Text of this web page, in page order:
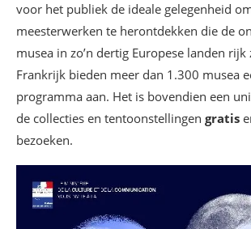
voor het publiek de ideale gelegenheid
meesterwerken te herontdekken die de
musea in zo’n dertig Europese landen
Frankrijk bieden meer dan 1.300 musea
programma aan. Het is bovendien een
de collecties en tentoonstellingen gratis
bezoeken.